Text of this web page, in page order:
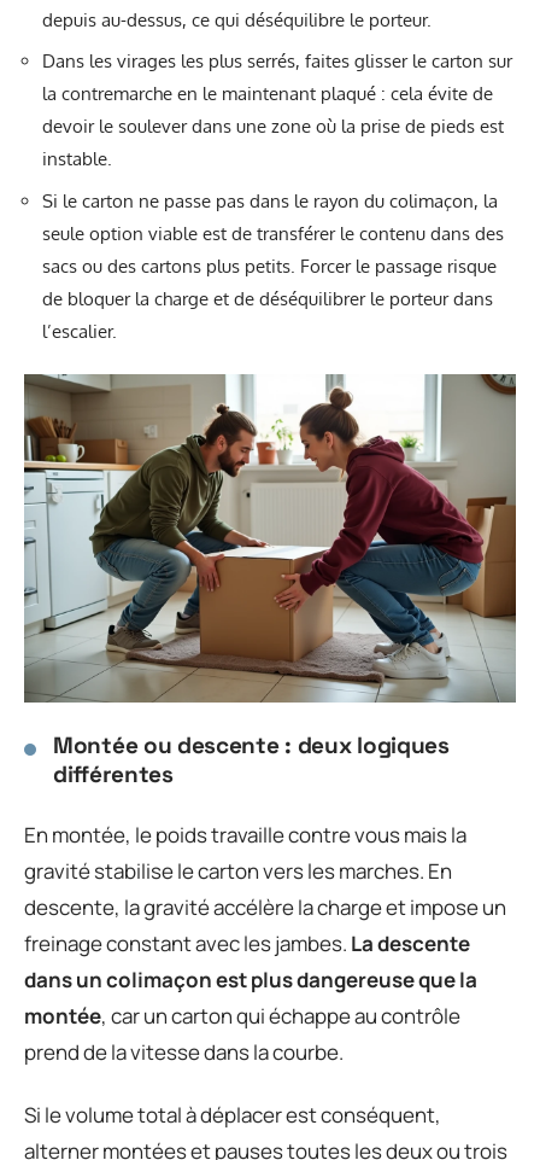
depuis au-dessus, ce qui déséquilibre le porteur.
Dans les virages les plus serrés, faites glisser le carton sur
la contremarche en le maintenant plaqué : cela évite de
devoir le soulever dans une zone où la prise de pieds est
instable.
Si le carton ne passe pas dans le rayon du colimaçon, la
seule option viable est de transférer le contenu dans des
sacs ou des cartons plus petits. Forcer le passage risque
de bloquer la charge et de déséquilibrer le porteur dans
l’escalier.
Montée ou descente : deux logiques
différentes
En montée, le poids travaille contre vous mais la
gravité stabilise le carton vers les marches. En
descente, la gravité accélère la charge et impose un
freinage constant avec les jambes. La descente
dans un colimaçon est plus dangereuse que la
montée, car un carton qui échappe au contrôle
prend de la vitesse dans la courbe.
Si le volume total à déplacer est conséquent,
alterner montées et pauses toutes les deux ou trois